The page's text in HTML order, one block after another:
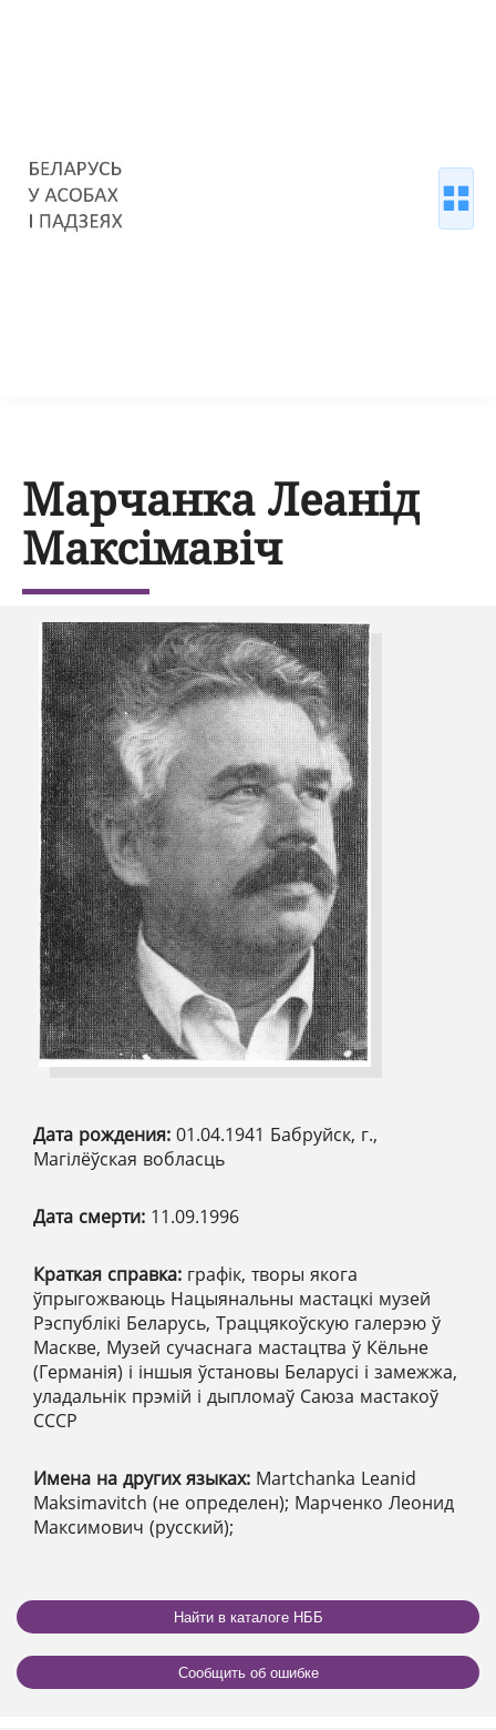
Марчанка Леанід
Максімавіч
Дата рождения: 01.04.1941 Бабруйск, г.,
Магілёўская вобласць
Дата смерти: 11.09.1996
Краткая справка: графік, творы якога
ўпрыгожваюць Нацыянальны мастацкі музей
Рэспублікі Беларусь, Траццякоўскую галерэю ў
Маскве, Музей сучаснага мастацтва ў Кёльне
(Германія) і іншыя ўстановы Беларусі і замежжа,
уладальнік прэмій і дыпломаў Саюза мастакоў
СССР
Имена на других языках: Martchanka Leanid
Maksimavitch (не определен); Марченко Леонид
Максимович (русский);
Найти в каталоге НББ
Сообщить об ошибке